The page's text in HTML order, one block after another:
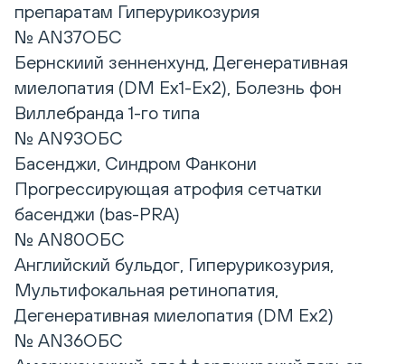
препаратам Гиперурикозурия
№ AN37ОБС
Бернскиий зенненхунд, Дегенеративная
миелопатия (DM Ex1-Ex2), Болезнь фон
Виллебранда 1-го типа
№ AN93ОБС
Басенджи, Синдром Фанкони
Прогрессирующая атрофия сетчатки
басенджи (bas-PRA)
№ AN80ОБС
Английский бульдог, Гиперурикозурия,
Мультифокальная ретинопатия,
Дегенеративная миелопатия (DM Eх2)
№ AN36ОБС